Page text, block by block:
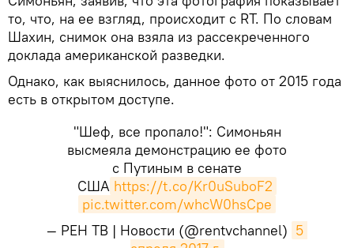
то, что, на ее взгляд, происходит с RT. По словам
Шахин, снимок она взяла из рассекреченного
доклада американской разведки.
Однако, как выяснилось, данное фото от 2015 года
есть в открытом доступе.
"Шеф, все пропало!": Симоньян
высмеяла демонстрацию ее фото
с Путиным в сенате
США https://t.co/Kr0uSuboF2
pic.twitter.com/whcW0hsCpe
— РЕН ТВ | Новости (@rentvchannel) 5